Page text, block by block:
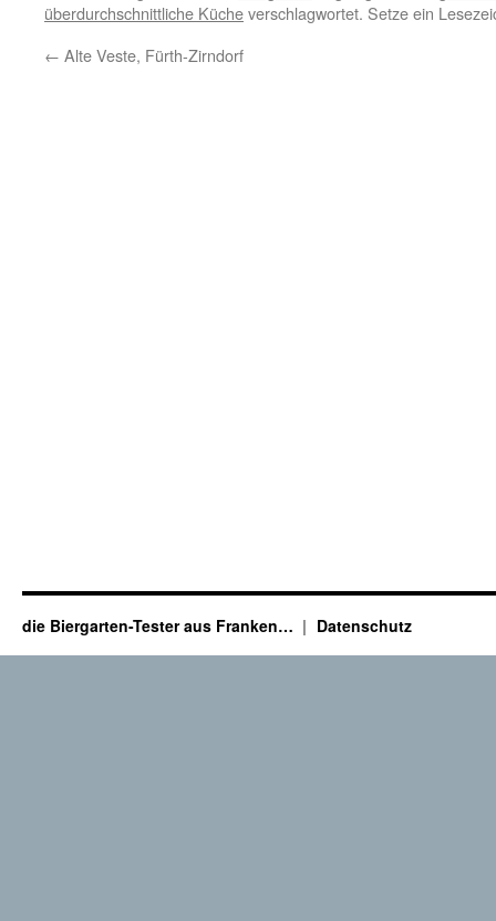
überdurchschnittliche Kücheverschlagwortet. Setze ein
← Alte Veste, Fürth-Zirndorf
die Biergarten-Tester aus Franken… Datenschutz